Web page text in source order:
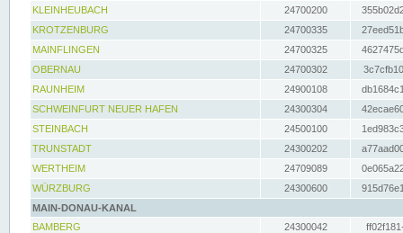
KLEINHEUBACH 24700200
KROTZENBURG
24700335
MAINFLINGEN
24700325
OBERNAU
24700302
RAUNHEIM
24900108
SCHWEINFURT NEUER HAFEN
24300304
STEINBACH
24500100
TRUNSTADT
24300202
WERTHEIM
24709089
WÜRZBURG
24300600
MAIN-DONAU-KANAL
BAMBERG
24300042